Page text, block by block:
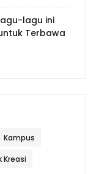
lagu ini
Terbawa
Kampus
Kreasi